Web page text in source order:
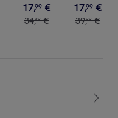
17,99 €
34,99 €
17,99 €
39,99 €